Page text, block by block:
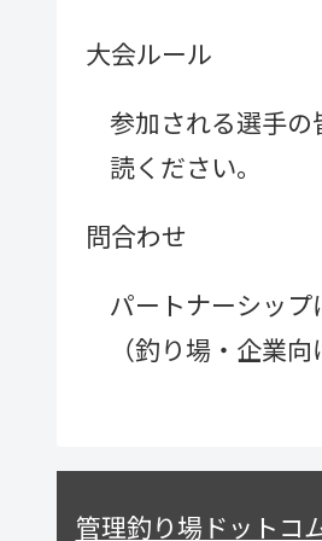
大会ルール
参加される選手の
読ください。
問合わせ
パートナーシッ
（釣り場・企業向
管理釣り場ドットコ